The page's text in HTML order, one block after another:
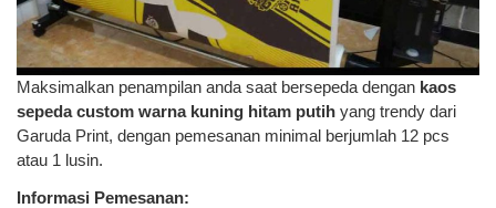
Maksimalkan penampilan anda saat bersepeda dengan kaos
sepeda custom warna kuning hitam putih yang trendy dari
Garuda Print, dengan pemesanan minimal berjumlah 12 pcs
atau 1 lusin.
Informasi Pemesanan: